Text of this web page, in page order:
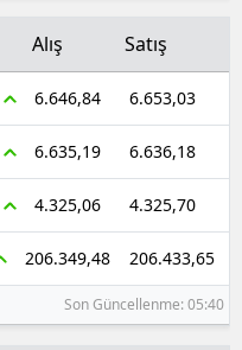
Sakarya
Siirt
Sinop
Sivas
Tekirdağ
Tokat
Alış Satış
6.646,84 6.653,03
6.635,19 6.636,18
4.325,06 4.325,70
206.349,48 206.433,65
Son Güncellenme: 05:40